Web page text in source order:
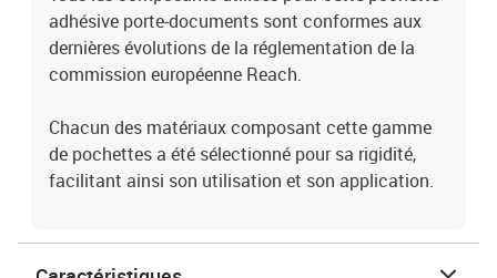
adhésive porte-documents sont conformes aux
dernières évolutions de la réglementation de la
commission européenne Reach.
Chacun des matériaux composant cette gamme
de pochettes a été sélectionné pour sa rigidité,
facilitant ainsi son utilisation et son application.